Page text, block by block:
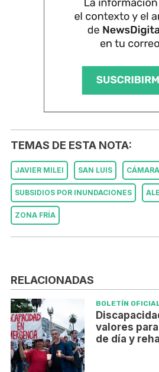
TEMAS DE ESTA NOTA:
JAVIER MILEI SAN LUIS
SUBSIDIOS POR INUNDACIONES
ZONA FRÍA
RELACIONADAS
BOLETÍN
valores
de día y